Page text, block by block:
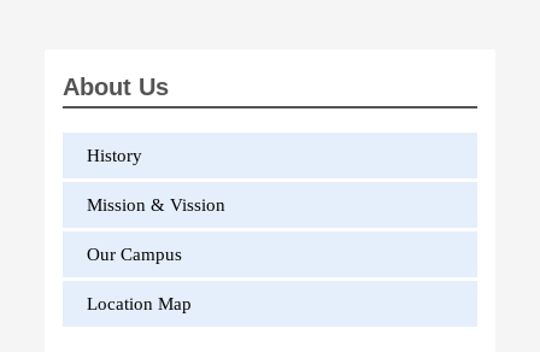
About Us
History
Mission & Vission
Our Campus
Location Map